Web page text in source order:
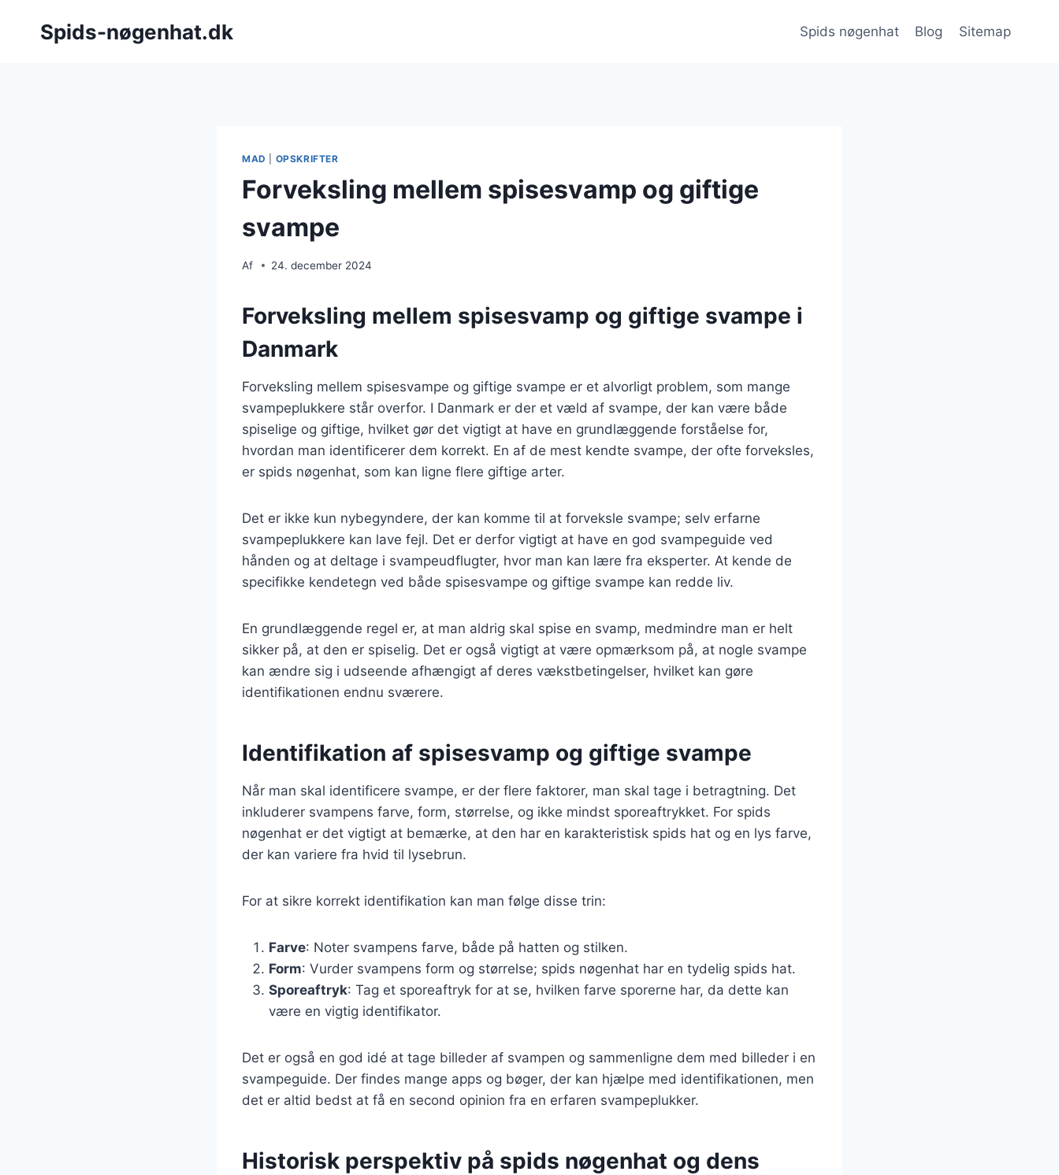
Spids-nøgenhat.dk Spids nøgenhat Blog Sitemap
MAD OPSKRIFTER
Forveksling mellem spisesvamp og giftige
svampe
Af 24. december 2024
Forveksling mellem spisesvamp og giftige svampe i
Danmark
Forveksling mellem spisesvampe og giftige svampe er et alvorligt problem, som mange
svampeplukkere står overfor. I Danmark er der et væld af svampe, der kan være både
spiselige og giftige, hvilket gør det vigtigt at have en grundlæggende forståelse for,
hvordan man identificerer dem korrekt. En af de mest kendte svampe, der ofte forveksles,
er spids nøgenhat, som kan ligne flere giftige arter.
Det er ikke kun nybegyndere, der kan komme til at forveksle svampe; selv erfarne
svampeplukkere kan lave fejl. Det er derfor vigtigt at have en god svampeguide ved
hånden og at deltage i svampeudflugter, hvor man kan lære fra eksperter. At kende de
specifikke kendetegn ved både spisesvampe og giftige svampe kan redde liv.
En grundlæggende regel er, at man aldrig skal spise en svamp, medmindre man er helt
sikker på, at den er spiselig. Det er også vigtigt at være opmærksom på, at nogle svampe
kan ændre sig i udseende afhængigt af deres vækstbetingelser, hvilket kan gøre
identifikationen endnu sværere.
Identifikation af spisesvamp og giftige svampe
Når man skal identificere svampe, er der flere faktorer, man skal tage i betragtning. Det
inkluderer svampens farve, form, størrelse, og ikke mindst sporeaftrykket. For spids
nøgenhat er det vigtigt at bemærke, at den har en karakteristisk spids hat og en lys farve,
der kan variere fra hvid til lysebrun.
For at sikre korrekt identifikation kan man følge disse trin:
Farve: Noter svampens farve, både på hatten og stilken.
Form: Vurder svampens form og størrelse; spids nøgenhat har en tydelig spids hat.
Sporeaftryk: Tag et sporeaftryk for at se, hvilken farve sporerne har, da dette kan
være en vigtig identifikator.
Det er også en god idé at tage billeder af svampen og sammenligne dem med billeder i en
svampeguide. Der findes mange apps og bøger, der kan hjælpe med identifikationen, men
det er altid bedst at få en second opinion fra en erfaren svampeplukker.
Historisk perspektiv på spids nøgenhat og dens